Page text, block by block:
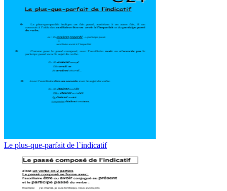
Le plus-que-parfait de l`indicatif